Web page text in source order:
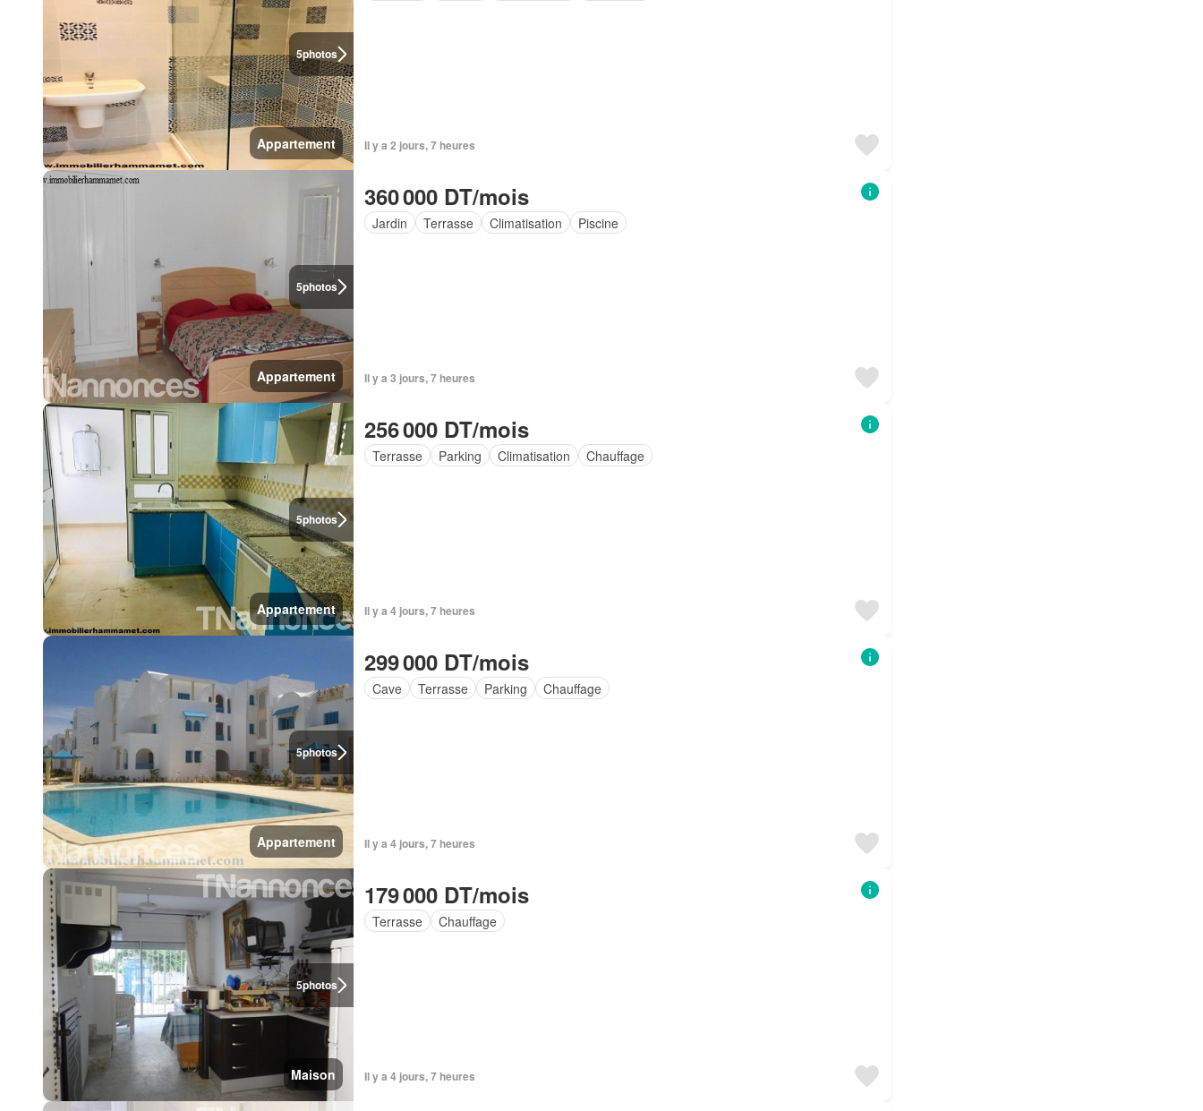
5photos
Appartement Il y a 2 jours, 7 heures
5photos
Appartement
360 000 DT/mois
Jardin Terrasse Climatisation Piscine
Il y a 3 jours, 7 heures
5photos
Appartement
256 000 DT/mois
Terrasse Parking Climatisation Chauffage
Il y a 4 jours, 7 heures
5photos
Appartement
299 000 DT/mois
Cave Terrasse Parking Chauffage
Il y a 4 jours, 7 heures
5photos
Maison
179 000 DT/mois
Terrasse Chauffage
Il y a 4 jours, 7 heures